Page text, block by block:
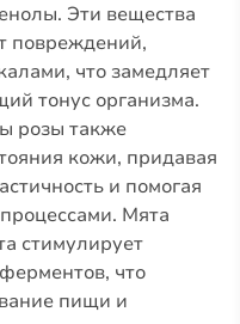
Эти вещества
повреждений,
что замедляет
тонус организма.
розы также
кожи, придавая
и помогая
Мята
стимулирует
что
пищи и